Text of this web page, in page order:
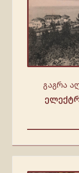
გაგრა